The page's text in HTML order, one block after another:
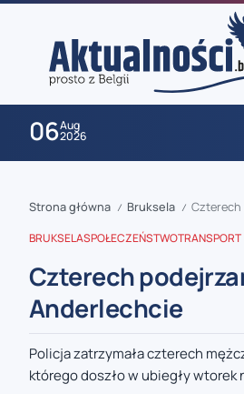
06Aug
2026
zaobserwuj nas
Strona główna / Bruksela /
BRUKSELASPOŁECZEŃSTWOTRANSPORT
Czterech
Anderlechcie
Policja zatrzymała czterech
którego doszło w ubiegły wtorek